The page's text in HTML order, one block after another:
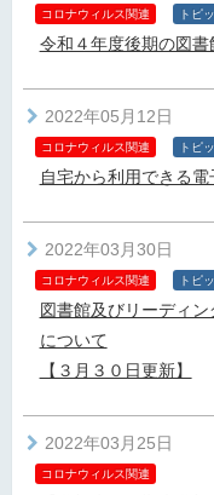
コロナウィルス関連 トピ
令和４年度後期の図書
2022年05月12日
コロナウィルス関連 トピ
自宅から利用できる
2022年03月30日
コロナウィルス関連 トピ
図書館及びリーディ
について
【３月３０日更新】
2022年03月25日
コロナウィルス関連